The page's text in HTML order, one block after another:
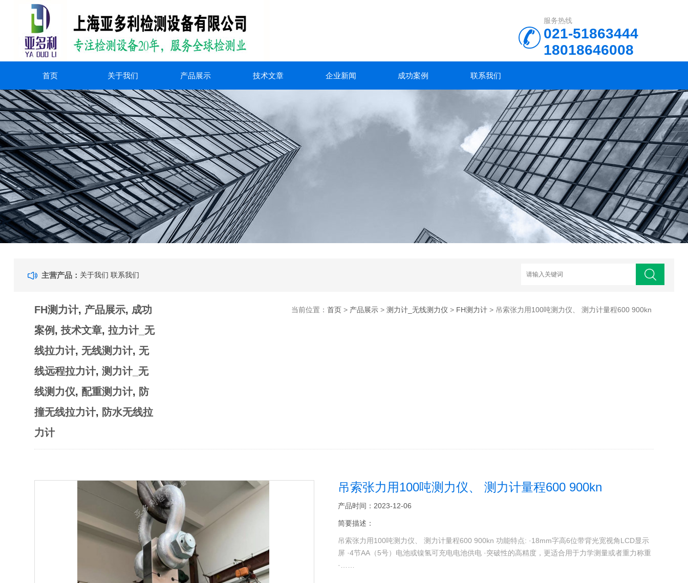
服务热线
021-51863444
18018646008
首页 关于我们 产品展示 技术文章 企业新闻 成功案例 联系我们
主营产品： 关于我们 联系我们
FH测力计, 产品展示, 成功
案例,技术文章,拉力计_无
线拉力计, 无线测力计, 无
线远程拉力计,测力计_无
线测力仪, 配重测力计, 防
撞无线拉力计, 防水无线拉
力计
当前位置： 首页> 产品展示> 测力计_无线测力仪 > FH测力计> 吊索张力用100吨测力仪、 测力计量程600 900kn ​
吊索张力用100吨测力仪、 测力计量程600 900kn ​
产品时间：2023-12-06
简要描述：
吊索张力用100吨测力仪、 测力计量程600 900kn 功能特点: ·18mm字高6位带背光宽视角LCD显示
屏 ·4节AA（5号）电池或镍氢可充电电池供电 ·突破性的高精度，更适合用于力学测量或者重力称重
·……